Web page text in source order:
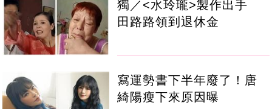
獨／<水玲瓏>製作出手
田路路領到退休金
寫運勢書下半年廢了！唐
綺陽瘦下來原因曝